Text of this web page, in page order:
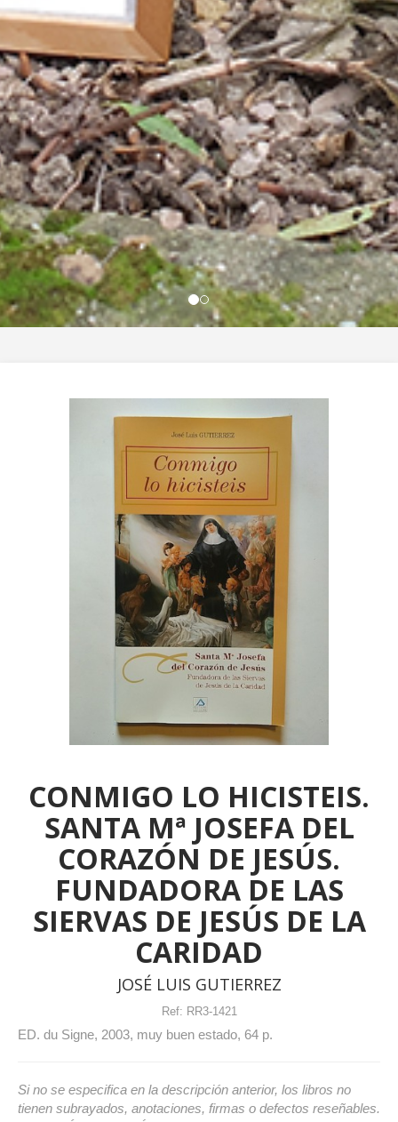
CONMIGO LO HICISTEIS.
SANTA Mª JOSEFA DEL
CORAZÓN DE JESÚS.
FUNDADORA DE LAS
SIERVAS DE JESÚS DE LA
CARIDAD
JOSÉ LUIS GUTIERREZ
Ref: RR3-1421
ED. du Signe, 2003, muy buen estado, 64 p.
Si no se especifica en la descripción anterior, los libros no
tienen subrayados, anotaciones, firmas o defectos reseñables.